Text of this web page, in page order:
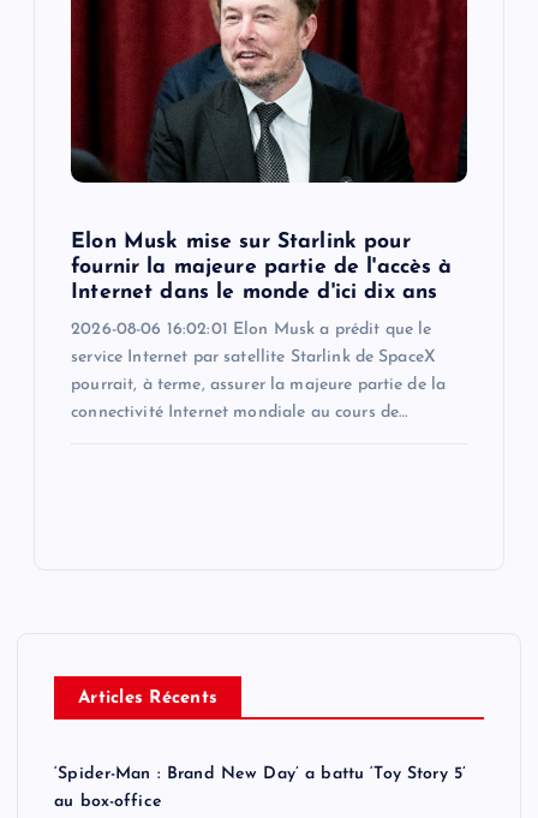
Elon Musk mise sur Starlink pour
fournir la majeure partie de l'accès à
Internet dans le monde d'ici dix ans
2026-08-06 16:02:01 Elon Musk a prédit que le
service Internet par satellite Starlink de SpaceX
pourrait, à terme, assurer la majeure partie de la
connectivité Internet mondiale au cours de…
Articles Récents
‘Spider-Man : Brand New Day’ a battu ‘Toy Story 5’
au box-office